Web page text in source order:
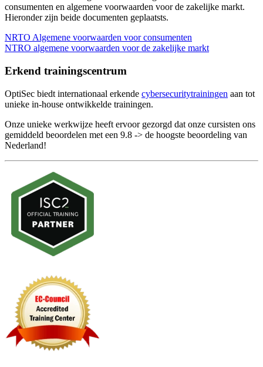
consumenten en algemene voorwaarden voor de zakelijke markt.
Hieronder zijn beide documenten geplaatsts.
NRTO Algemene voorwaarden voor consumenten
NTRO algemene voorwaarden voor de zakelijke markt
Erkend trainingscentrum
OptiSec biedt internationaal erkende cybersecuritytrainingen aan tot
unieke in-house ontwikkelde trainingen.
Onze unieke werkwijze heeft ervoor gezorgd dat onze cursisten ons
gemiddeld beoordelen met een 9.8 -> de hoogste beoordeling van
Nederland!